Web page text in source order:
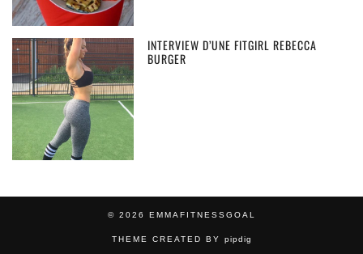
INTERVIEW D’UNE FITGIRL REBECCA
BURGER
© 2026 EMMAFITNESSGOAL
THEME CREATED BY pipdig